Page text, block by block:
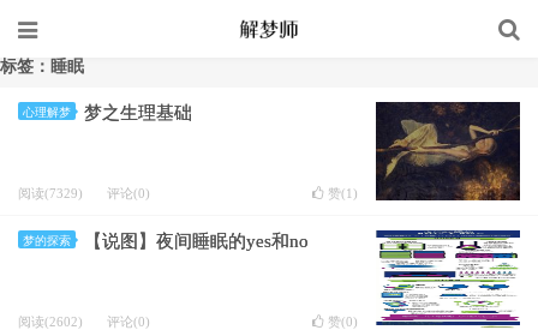
标签：睡眠
心理解梦 梦之生理基础
阅读(7329) 评论(0) 赞(1 )
梦的探索 【说图】夜间睡眠的yes和no
阅读(2602) 评论(0) 赞(0)